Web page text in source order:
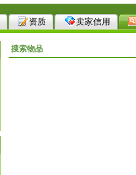
资质 卖家信用
搜索物品